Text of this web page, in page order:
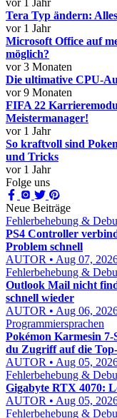
vor 1 Jahr
Tera Typ ändern:
vor 1 Jahr
Microsoft Office auf
möglich?
vor 3 Monaten
Die ultimative CPU-
vor 9 Monaten
FIFA 22
Meistermanager!
vor 1 Jahr
So kraftvoll sind
und Tricks
vor 1 Jahr
Folge uns
Neue Beiträge
Fehlerbehebung &
PS4 Controller
Problem schnell
AUTOR • Aug 07,
Fehlerbehebung &
Outlook Mail nicht
schnell wieder
AUTOR • Aug 06,
Programmiersprachen
Pokémon Karmesin
du Zugriff auf die
AUTOR • Aug 05,
Fehlerbehebung &
Gigabyte RTX 4070:
AUTOR • Aug 05,
Fehlerbehebung &